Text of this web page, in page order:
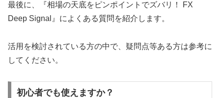
最後に、『相場の天底をピンポイントでズバリ！ FX
Deep Signal』によくある質問を紹介します。
活用を検討されている方の中で、疑問点等ある方は参考に
してください。
初心者でも使えますか？